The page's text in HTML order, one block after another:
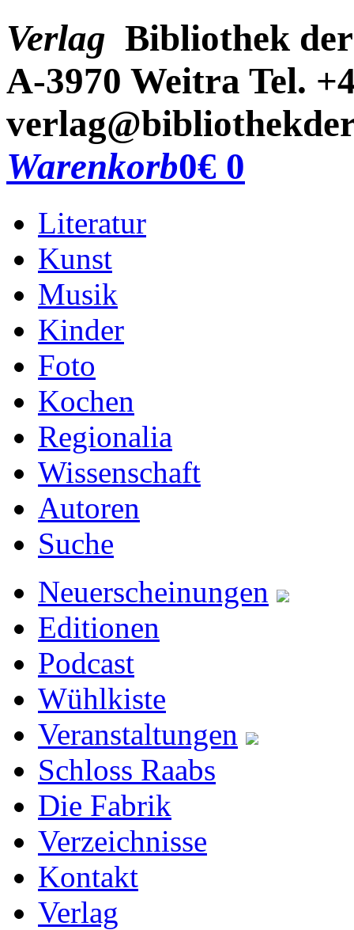
Verlag Bibliothek
A-3970 Weitra Tel.
Warenkorb0€ 0
Literatur
Kunst
Musik
Kinder
Foto
Kochen
Regionalia
Wissenschaft
Autoren
Suche
Neuerscheinungen
Editionen
Podcast
Wühlkiste
Veranstaltungen
Schloss Raabs
Die Fabrik
Verzeichnisse
Kontakt
Verlag